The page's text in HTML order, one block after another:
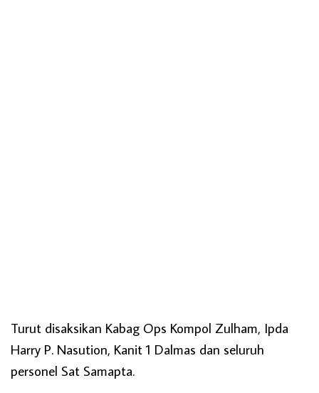
Turut disaksikan Kabag Ops Kompol Zulham, Ipda
Harry P. Nasution, Kanit 1 Dalmas dan seluruh
personel Sat Samapta.